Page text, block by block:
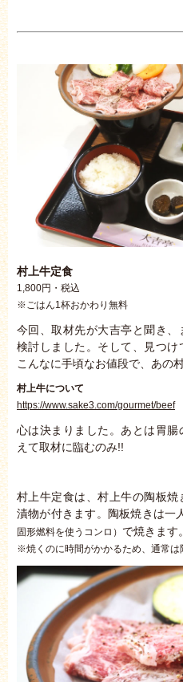
村上牛定食
1,800円・税込
※ごはん1杯おかわり無料
今回、取材先が大吉亭と聞き
検討しました。そして、見つけ
こんなに手頃なお値段で、あの
村上牛について
https://www.sake3.com/gourmet/beef
心は決まりました。あとは胃
えて取材に臨むのみ!!
村上牛定食は、村上牛の陶板焼
漬物が付きます。陶板焼きは一
固形燃料を使うコンロ） で焼きます。
※焼くのに時間がかかるため、通常